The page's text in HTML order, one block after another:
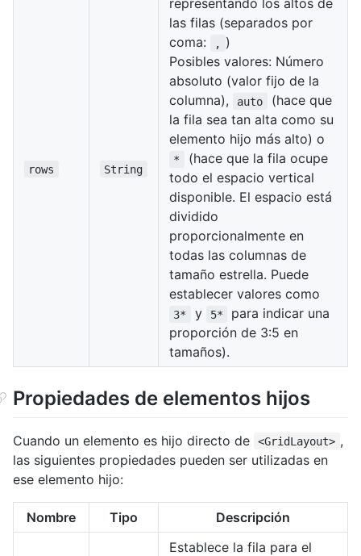
rows String
representando los altos de
las filas (separados por
coma:
, )
Posibles valores: Número
absoluto (valor fijo de la
columna),
auto
(hace que
la fila sea tan alta como su
elemento hijo más alto) o
*
(hace que la fila ocupe
todo el espacio vertical
disponible. El espacio está
dividido
proporcionalmente en
todas las columnas de
tamaño estrella. Puede
establecer valores como
3* y 5*
para indicar una
proporción de 3:5 en
tamaños).
Propiedades de elementos hijos
Cuando un elemento es hijo directo de <GridLayout> ,
las siguientes propiedades pueden ser utilizadas en
ese elemento hijo:
Nombre Tipo Descripción
Establece la fila para el